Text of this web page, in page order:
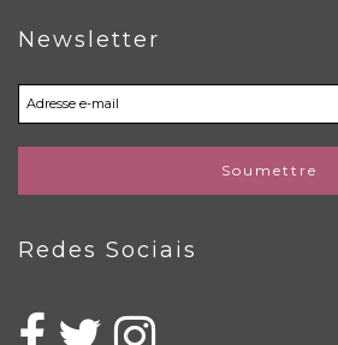
Newsletter
Soumettre
Redes Sociais